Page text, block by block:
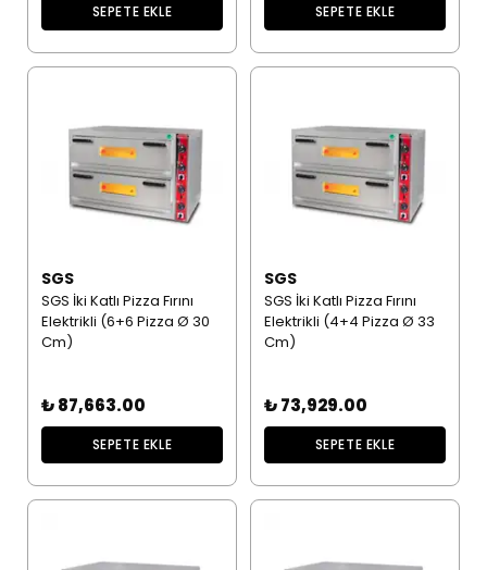
SEPETE EKLE SEPETE EKLE
SGS
SGS İki Katlı Pizza Fırını
Elektrikli (6+6 Pizza Ø 30
Cm)
₺ 87,663.00
SEPETE EKLE
SGS
SGS İki Katlı Pizza Fırını
Elektrikli (4+4 Pizza Ø 33
Cm)
₺ 73,929.00
SEPETE EKLE